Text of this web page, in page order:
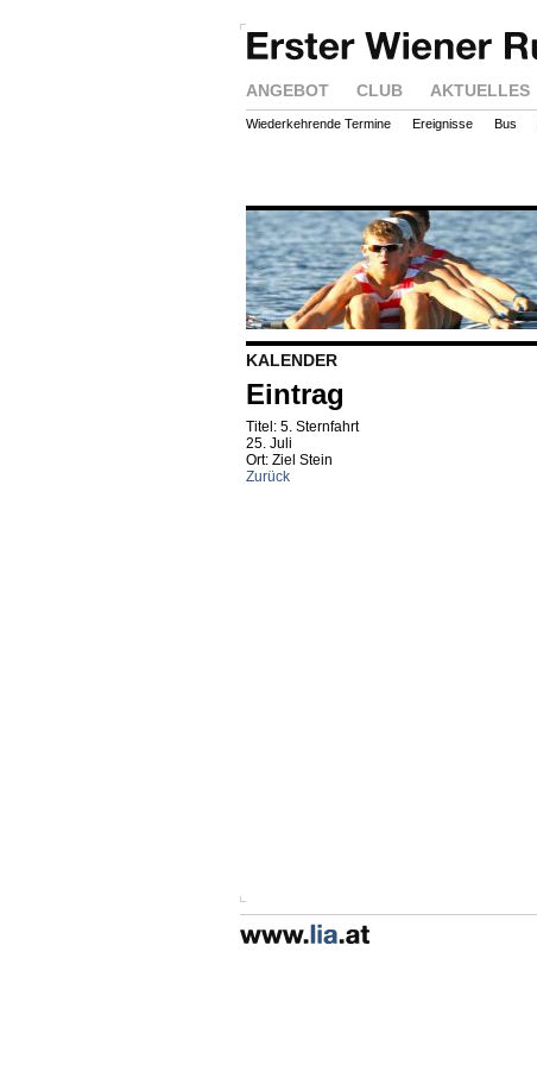
ANGEBOT CLUB AKTUELLES
Wiederkehrende Termine Ereignisse Bus
KALENDER
Eintrag
Titel: 5. Sternfahrt
25. Juli
Ort: Ziel Stein
Zurück